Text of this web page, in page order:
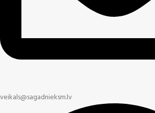
veikals@sagadnieksm.lv